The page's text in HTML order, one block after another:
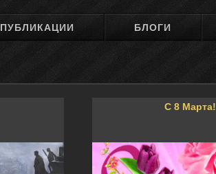
ПУБЛИКАЦИИ БЛОГИ
С 8 Марта!